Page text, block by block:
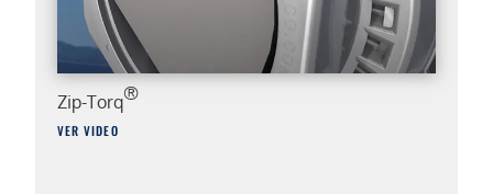
Zip-Torq®
VER VIDEO